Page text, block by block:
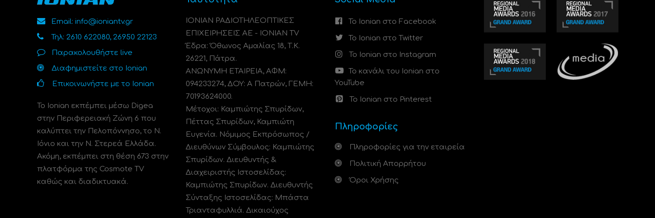
Email: info@ioniantv.gr
Τηλ: 2610 622080, 26950 22123
Παρακολουθήστε live
Διαφημιστείτε στο Ionian
Επικοινωνήστε με το Ionian
Το Ionian εκπέμπει μέσω Digea
στην Περιφερειακή Ζώνη 6 που
καλύπτει την Πελοπόννησο, το N.
Ιόνιο και την Ν. Στερεά Ελλάδα.
Ακόμη, εκπέμπει στη θέση 673 στην
πλατφόρμα της Cosmote TV
καθώς και διαδικτυακά.
ΙΟΝΙΑΝ ΡΑΔΙΟΤΗΛΕΟΠΤΙΚΕΣ
ΕΠΙΧΕΙΡΗΣΕΙΣ ΑΕ - IONIAN TV
Έδρα: Όθωνος Αμαλίας 18, Τ.Κ.
26221, Πάτρα.
ΑΝΩΝΥΜΗ ΕΤΑΙΡΕΙΑ, ΑΦΜ:
094233274, ΔΟΥ: A Πατρών, ΓΕΜΗ:
70193624000.
Μέτοχοι: Καμπιώτης Σπυρίδων,
Πέττας Σπυρίδων, Καμπιώτη
Ευγενία. Νόμιμος Εκπρόσωπος /
Διευθύνων Σύμβουλος: Καμπιώτης
Σπυρίδων. Διευθυντής &
Διαχειριστής Ιστοσελίδας:
Καμπιώτης Σπυρίδων. Διευθυντής
Σύνταξης Ιστοσελίδας: Μπάστα
Τριανταφυλλιά. Δικαιούχος
Το Ionian στο Facebook
Το Ionian στο Twitter
Το Ionian στο Instagram
Το κανάλι του Ionian στο
YouTube
Το Ionian στο Pinterest
Πληροφορίες
Πληροφορίες για την εταιρεία
Πολιτική Απορρήτου
Όροι Χρήσης